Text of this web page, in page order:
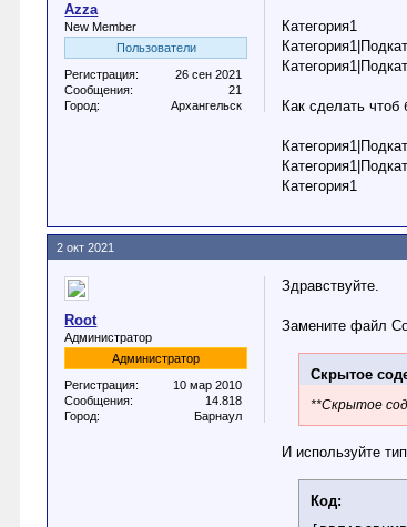
Azza
New Member
Пользователи
Регистрация:
26 сен 2021
Сообщения:
21
Город:
Архангельск
Категория1
Как сделать чтоб
Категория1
Root
Администратор
Администратор
Регистрация:
10 мар 2010
Сообщения:
14.818
Город:
Барнаул
Здравствуйте.
Замените файл
Скрытое
**Скрытое
И используйте
Код:
2 окт 2021